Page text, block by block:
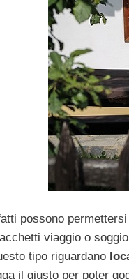
possono permettersi
viaggio o
tipo riguardano
il giusto per poter